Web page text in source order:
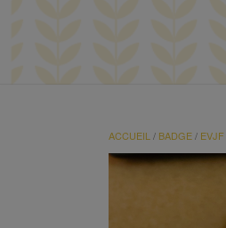
ACCUEIL / BADGE/ EVJF